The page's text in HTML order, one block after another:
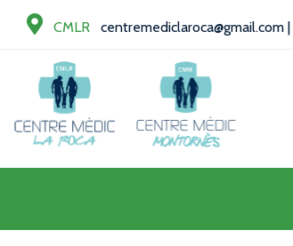
CMLR centremediclaroca@gmail.com |